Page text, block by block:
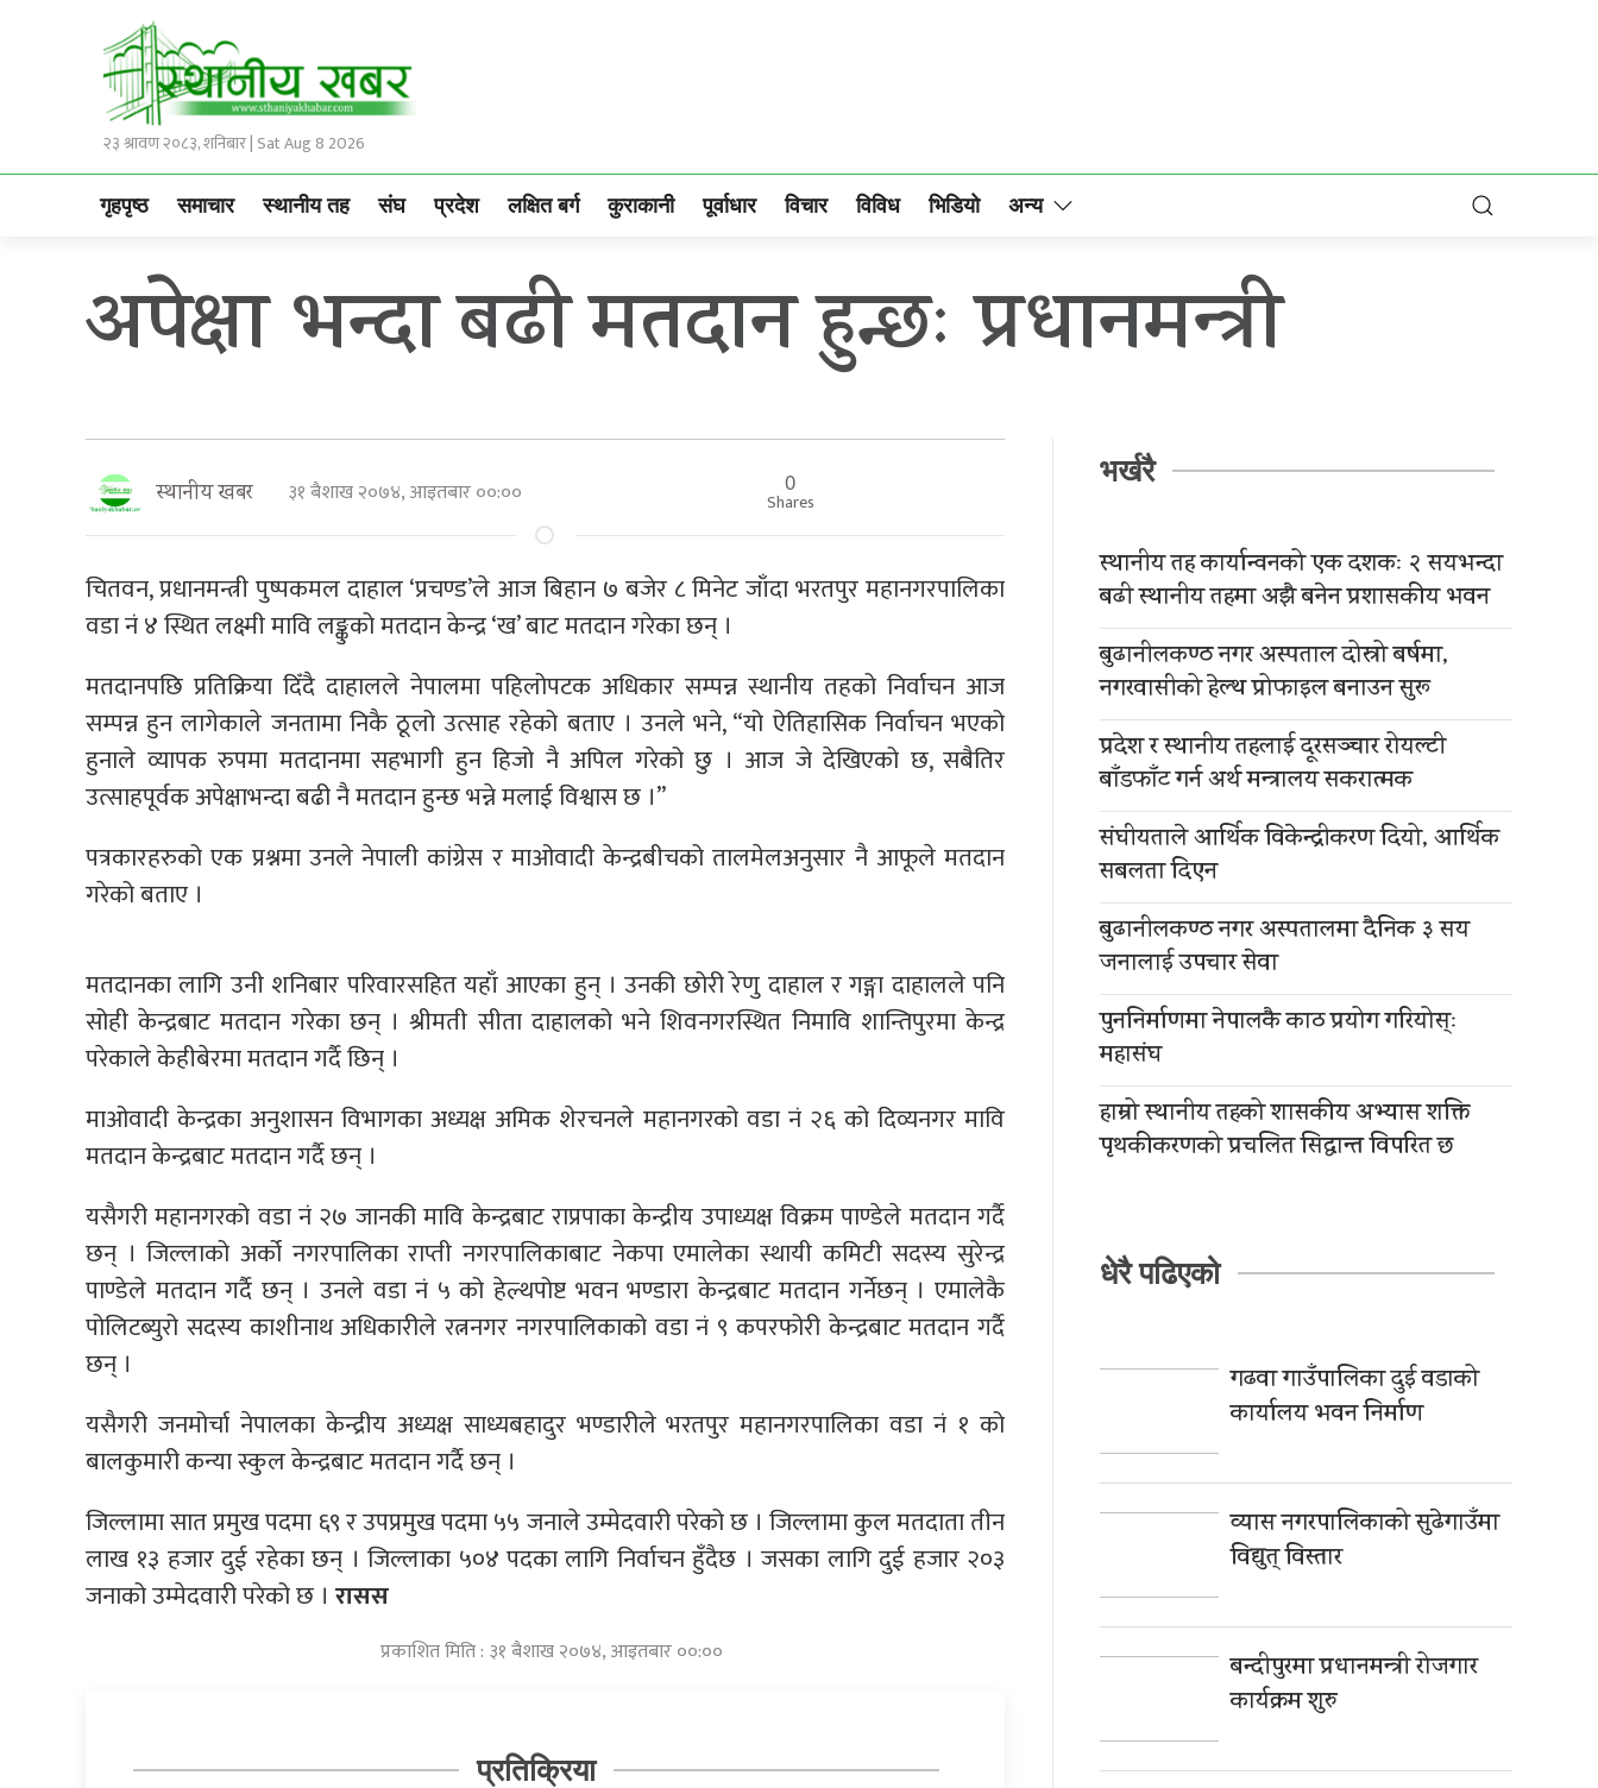
२३ श्रावण २०८३, शनिबार | Sat Aug 8 2026
गृहपृष्ठ समाचार स्थानीय तह संघ प्रदेश लक्षित बर्ग कुराकानी पूर्वाधार विचार विविध भिडियो अन्य
अपेक्षा भन्दा बढी मतदान हुन्छः प्रधानमन्त्री
स्थानीय खबर ३१ बैशाख २०७४, आइतबार ००:०० 0
Shares
चितवन, प्रधानमन्त्री पुष्पकमल दाहाल ‘प्रचण्ड’ले आज बिहान ७ बजेर ८ मिनेट जाँदा भरतपुर महानगरपालिका
वडा नं ४ स्थित लक्ष्मी मावि लङ्कुको मतदान केन्द्र ‘ख’ बाट मतदान गरेका छन् ।
मतदानपछि प्रतिक्रिया दिँदै दाहालले नेपालमा पहिलोपटक अधिकार सम्पन्न स्थानीय तहको निर्वाचन आज
सम्पन्न हुन लागेकाले जनतामा निकै ठूलो उत्साह रहेको बताए । उनले भने, “यो ऐतिहासिक निर्वाचन भएको
हुनाले व्यापक रुपमा मतदानमा सहभागी हुन हिजो नै अपिल गरेको छु । आज जे देखिएको छ, सबैतिर
उत्साहपूर्वक अपेक्षाभन्दा बढी नै मतदान हुन्छ भन्ने मलाई विश्वास छ ।”
पत्रकारहरुको एक प्रश्नमा उनले नेपाली कांग्रेस र माओवादी केन्द्रबीचको तालमेलअनुसार नै आफूले मतदान
गरेको बताए ।
मतदानका लागि उनी शनिबार परिवारसहित यहाँ आएका हुन् । उनकी छोरी रेणु दाहाल र गङ्गा दाहालले पनि
सोही केन्द्रबाट मतदान गरेका छन् । श्रीमती सीता दाहालको भने शिवनगरस्थित निमावि शान्तिपुरमा केन्द्र
परेकाले केहीबेरमा मतदान गर्दै छिन् ।
माओवादी केन्द्रका अनुशासन विभागका अध्यक्ष अमिक शेरचनले महानगरको वडा नं २६ को दिव्यनगर मावि
मतदान केन्द्रबाट मतदान गर्दै छन् ।
यसैगरी महानगरको वडा नं २७ जानकी मावि केन्द्रबाट राप्रपाका केन्द्रीय उपाध्यक्ष विक्रम पाण्डेले मतदान गर्दै
छन् । जिल्लाको अर्को नगरपालिका राप्ती नगरपालिकाबाट नेकपा एमालेका स्थायी कमिटी सदस्य सुरेन्द्र
पाण्डेले मतदान गर्दै छन् । उनले वडा नं ५ को हेल्थपोष्ट भवन भण्डारा केन्द्रबाट मतदान गर्नेछन् । एमालेकै
पोलिटब्युरो सदस्य काशीनाथ अधिकारीले रत्ननगर नगरपालिकाको वडा नं ९ कपरफोरी केन्द्रबाट मतदान गर्दै
छन् ।
यसैगरी जनमोर्चा नेपालका केन्द्रीय अध्यक्ष साध्यबहादुर भण्डारीले भरतपुर महानगरपालिका वडा नं १ को
बालकुमारी कन्या स्कुल केन्द्रबाट मतदान गर्दै छन् ।
जिल्लामा सात प्रमुख पदमा ६९ र उपप्रमुख पदमा ५५ जनाले उम्मेदवारी परेको छ । जिल्लामा कुल मतदाता तीन
लाख १३ हजार दुई रहेका छन् । जिल्लाका ५०४ पदका लागि निर्वाचन हुँदैछ । जसका लागि दुई हजार २०३
जनाको उम्मेदवारी परेको छ । रासस
प्रकाशित मिति : ३१ बैशाख २०७४, आइतबार ००:००
प्रतिक्रिया
भर्खरै
स्थानीय तह कार्यान्वनको एक दशकः २ सयभन्दा
बढी स्थानीय तहमा अझै बनेन प्रशासकीय भवन
बुढानीलकण्ठ नगर अस्पताल दोस्रो बर्षमा,
नगरवासीको हेल्थ प्रोफाइल बनाउन सुरू
प्रदेश र स्थानीय तहलाई दूरसञ्चार रोयल्टी
बाँडफाँट गर्न अर्थ मन्त्रालय सकरात्मक
संघीयताले आर्थिक विकेन्द्रीकरण दियो, आर्थिक
सबलता दिएन
बुढानीलकण्ठ नगर अस्पतालमा दैनिक ३ सय
जनालाई उपचार सेवा
पुननिर्माणमा नेपालकै काठ प्रयोग गरियोस्ः
महासंघ
हाम्रो स्थानीय तहको शासकीय अभ्यास शक्ति
पृथकीकरणको प्रचलित सिद्धान्त विपरित छ
धेरै पढिएको
गढवा गाउँपालिका दुई वडाको
कार्यालय भवन निर्माण
व्यास नगरपालिकाको सुढेगाउँमा
विद्युत् विस्तार
बन्दीपुरमा प्रधानमन्त्री रोजगार
कार्यक्रम शुरु